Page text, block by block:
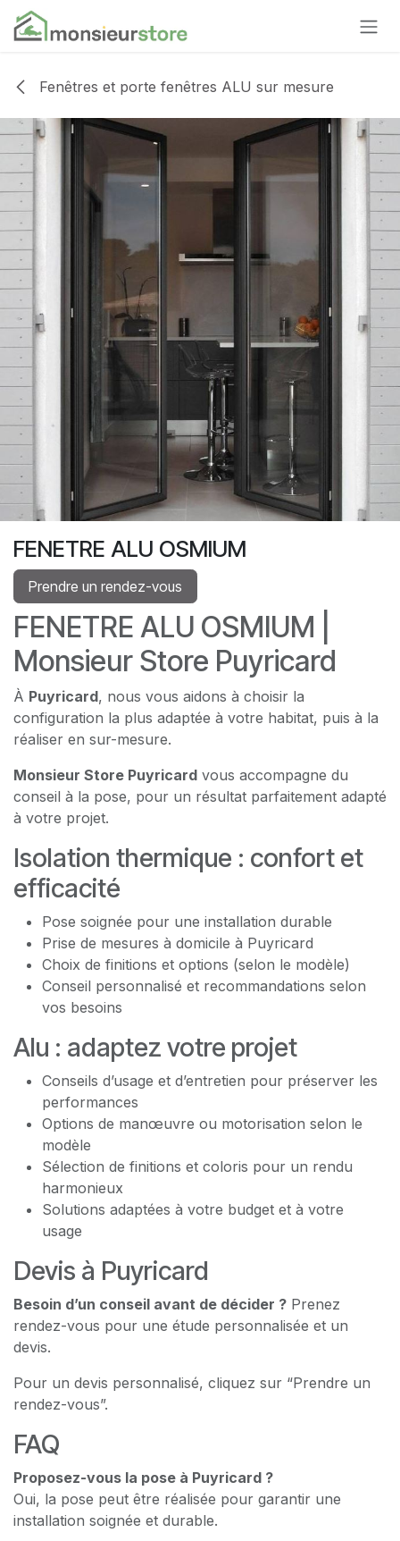
Se rendre au contenu
Fenêtres et porte fenêtres ALU sur mesure
FENETRE ALU OSMIUM
Prendre un rendez-vous
FENETRE ALU OSMIUM |
Monsieur Store Puyricard
À Puyricard, nous vous aidons à choisir la
configuration la plus adaptée à votre habitat, puis à la
réaliser en sur-mesure.
Monsieur Store Puyricard vous accompagne du
conseil à la pose, pour un résultat parfaitement adapté
à votre projet.
Isolation thermique : confort et
efficacité
Pose soignée pour une installation durable
Prise de mesures à domicile à Puyricard
Choix de finitions et options (selon le modèle)
Conseil personnalisé et recommandations selon
vos besoins
Alu : adaptez votre projet
Conseils d’usage et d’entretien pour préserver les
performances
Options de manœuvre ou motorisation selon le
modèle
Sélection de finitions et coloris pour un rendu
harmonieux
Solutions adaptées à votre budget et à votre
usage
Devis à Puyricard
Besoin d’un conseil avant de décider ? Prenez
rendez-vous pour une étude personnalisée et un
devis.
Pour un devis personnalisé, cliquez sur “Prendre un
rendez-vous”.
FAQ
Proposez-vous la pose à Puyricard ?
Oui, la pose peut être réalisée pour garantir une
installation soignée et durable.